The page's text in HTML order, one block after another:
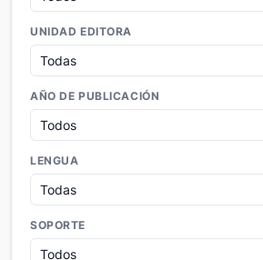
UNIDAD EDITORA
AÑO DE PUBLICACIÓN
LENGUA
SOPORTE